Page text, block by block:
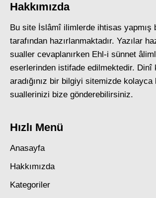
Hakkımızda
Bu site İslâmî ilimlerde ihtisas yapmış
tarafından hazırlanmaktadır. Yazılar
sualler cevaplanırken Ehl-i sünnet
eserlerinden istifade edilmektedir. Dinî
aradığınız bir bilgiyi sitemizde
suallerinizi bize gönderebilirsiniz.
Hızlı Menü
Anasayfa
Hakkımızda
Kategoriler